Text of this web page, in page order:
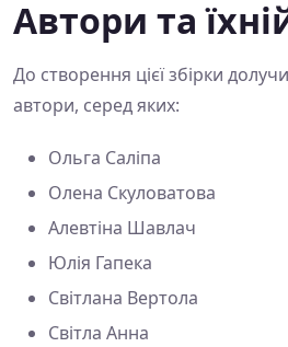
Автори та
До створення цієї збірки
автори, серед яких:
Ольга Саліпа
Олена Скуловатова
Алевтіна Шавлач
Юлія Гапека
Світлана Вертола
Світла Анна